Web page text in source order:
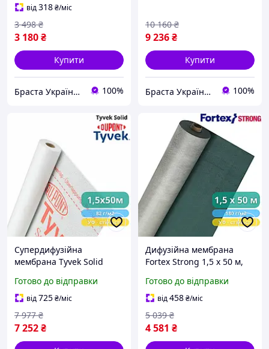
від318₴/міс
3 180₴
3 498 ₴
Купити
Браста Україна ТОВ 100%
9 236₴
10 160 ₴
Купити
Браста Україна ТОВ 100%
Супердифузійна
мембрана Tyvek Solid
біла - для даху, фасаду,
гідроізоляції,
паропроникна
Готово до відправки
від725₴/міс
7 252₴
7 977 ₴
Дифузійна мембрана
Fortex Strong 1,5 х 50 м,
тришарова, сіра - дах,
фасад, гідроізоляція,
підвищена міцність
Готово до відправки
від458₴/міс
4 581 ₴
5 039 ₴